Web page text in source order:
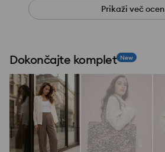
Prikaži več ocen
Dokončajte komplet New